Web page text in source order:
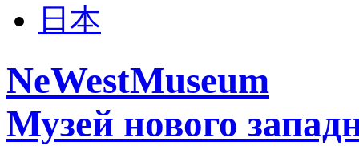
日本
NeWestMuseum
Музей нового